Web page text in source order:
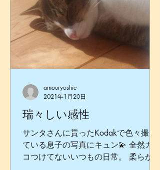
瑞々しい感性
サンタさんに貰ったKodakで色々撮っ
ている息子の写真にキュン💫 全然カッ
コつけてないいつもの日常。 柔らかい
amouryoshie
2021年1月20日